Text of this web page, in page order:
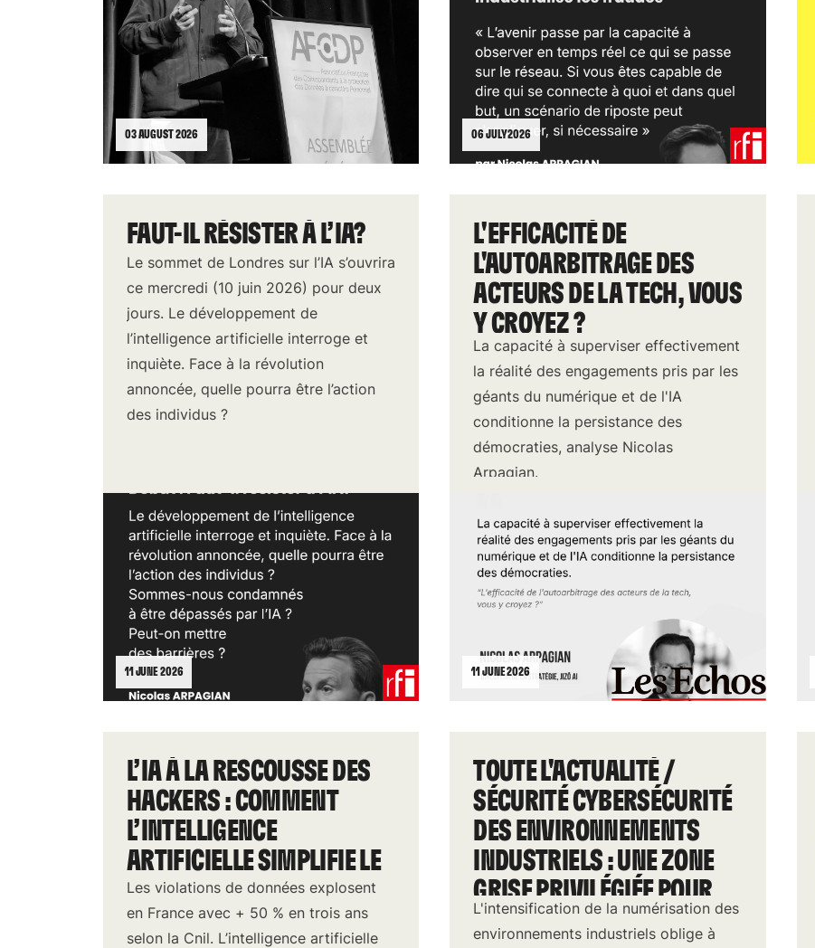
03 AUGUST 2026 06 JULY 2026
FAUT-IL RÉSISTER À L’IA?
Le sommet de Londres sur l’IA s’ouvrira
ce mercredi (10 juin 2026) pour deux
jours. Le développement de
l’intelligence artificielle interroge et
inquiète. Face à la révolution
annoncée, quelle pourra être l’action
des individus ?
11 JUNE 2026
L'EFFICACITÉ DE
L'AUTOARBITRAGE DES
ACTEURS DE LA TECH, VOUS
Y CROYEZ ?
La capacité à superviser effectivement
la réalité des engagements pris par les
géants du numérique et de l'IA
conditionne la persistance des
démocraties, analyse Nicolas
Arpagian.
11 JUNE 2026
L’IA À LA RESCOUSSE DES
HACKERS : COMMENT
L’INTELLIGENCE
ARTIFICIELLE SIMPLIFIE LE
PIRATAGE
Les violations de données explosent
en France avec + 50 % en trois ans
selon la Cnil. L’intelligence artificielle
TOUTE L'ACTUALITÉ /
SÉCURITÉ CYBERSÉCURITÉ
DES ENVIRONNEMENTS
INDUSTRIELS : UNE ZONE
GRISE PRIVILÉGIÉE POUR
LES ATTAQUES
L'intensification de la numérisation des
environnements industriels oblige à